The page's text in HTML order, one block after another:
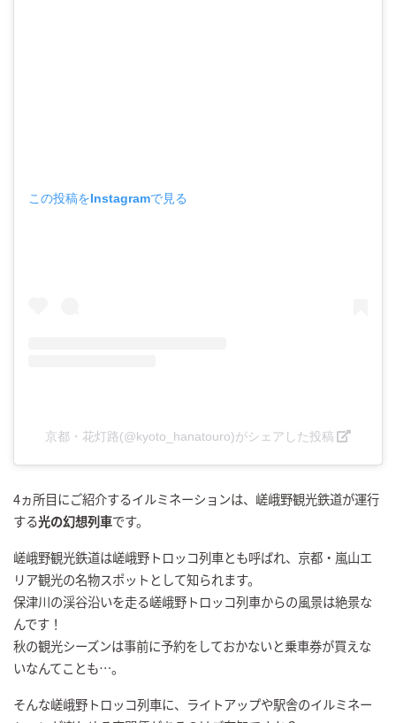
この投稿をInstagramで見る
京都・花灯路(@kyoto_hanatouro)がシェアした投稿
4ヵ所目にご紹介するイルミネーションは、嵯峨野観光鉄道が運行
する光の幻想列車です。
嵯峨野観光鉄道は嵯峨野トロッコ列車とも呼ばれ、京都・嵐山エ
リア観光の名物スポットとして知られます。
保津川の渓谷沿いを走る嵯峨野トロッコ列車からの風景は絶景な
んです！
秋の観光シーズンは事前に予約をしておかないと乗車券が買えな
いなんてことも…。
そんな嵯峨野トロッコ列車に、ライトアップや駅舎のイルミネー